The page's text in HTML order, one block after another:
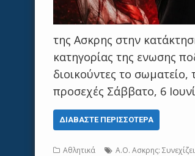
της Ασκρης στην
κατηγορίας της ενωσης
διοικούντες το
προσεχές Σάββατο, 6
ΔΙΑΒΆΣΤΕ ΠΕΡΙΣΣΌΤΕΡΑ
Αθλητικά Α.Ο. Ασκρης: